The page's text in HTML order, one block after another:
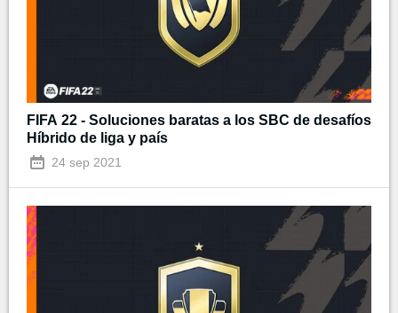
FIFA 22 - Soluciones baratas a los SBC de desafíos
Híbrido de liga y país
24 sep 2021